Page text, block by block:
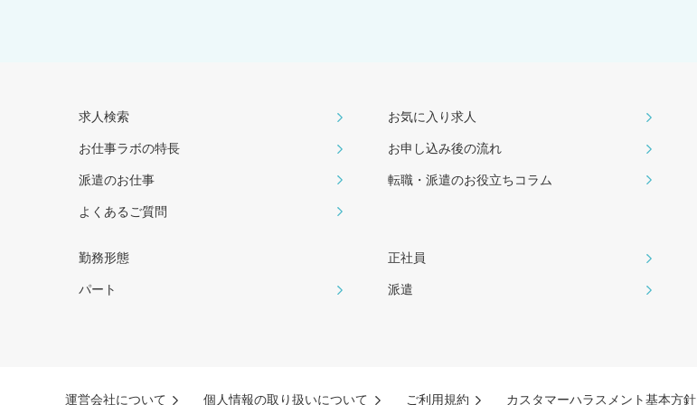
求人検索 お気に入り求人
お仕事ラボの特長 お申し込み後の流れ
派遣のお仕事 転職・派遣のお役⽴ちコラム
よくあるご質問
勤務形態 正社員
パート 派遣
運営会社について 個人情報の取り扱いについて ご利用規約 カスタマーハラスメント基本方針